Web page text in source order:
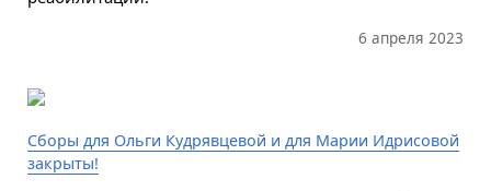
6 апреля 2023
Сборы для Ольги Кудрявцевой и для Марии Идрисовой
закрыты!